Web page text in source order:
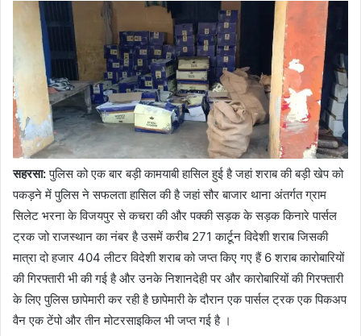
सहरसा:पुलिस को एक बार बड़ी कामयाबी हासिल हुई है जहां शराब की बड़ी खेप को
पकड़ने में पुलिस ने सफलता हासिल की है जहां सौर बाजार थाना अंतर्गत ग्राम
सिलेट भरना के विजयपुर से कचरा की और पक्की सड़क के सड़क किनारे पार्सल
ट्रक जो राजस्थान का नंबर है उसमें करीब 271 कार्टून विदेशी शराब जिसकी
मात्रा दो हजार 404 लीटर विदेशी शराब को जप्त किए गए हैं 6 शराब कारोबारियों
की गिरफ्तारी भी की गई है और उनके निशानदेही पर और कारोबारियों की गिरफ्तारी
के लिए पुलिस छापेमारी कर रही है छापेमारी के दौरान एक पार्सल ट्रक एक पिकअप
वैन एक टेंपो और तीन मोटरसाइकिल भी जप्त गई है ।